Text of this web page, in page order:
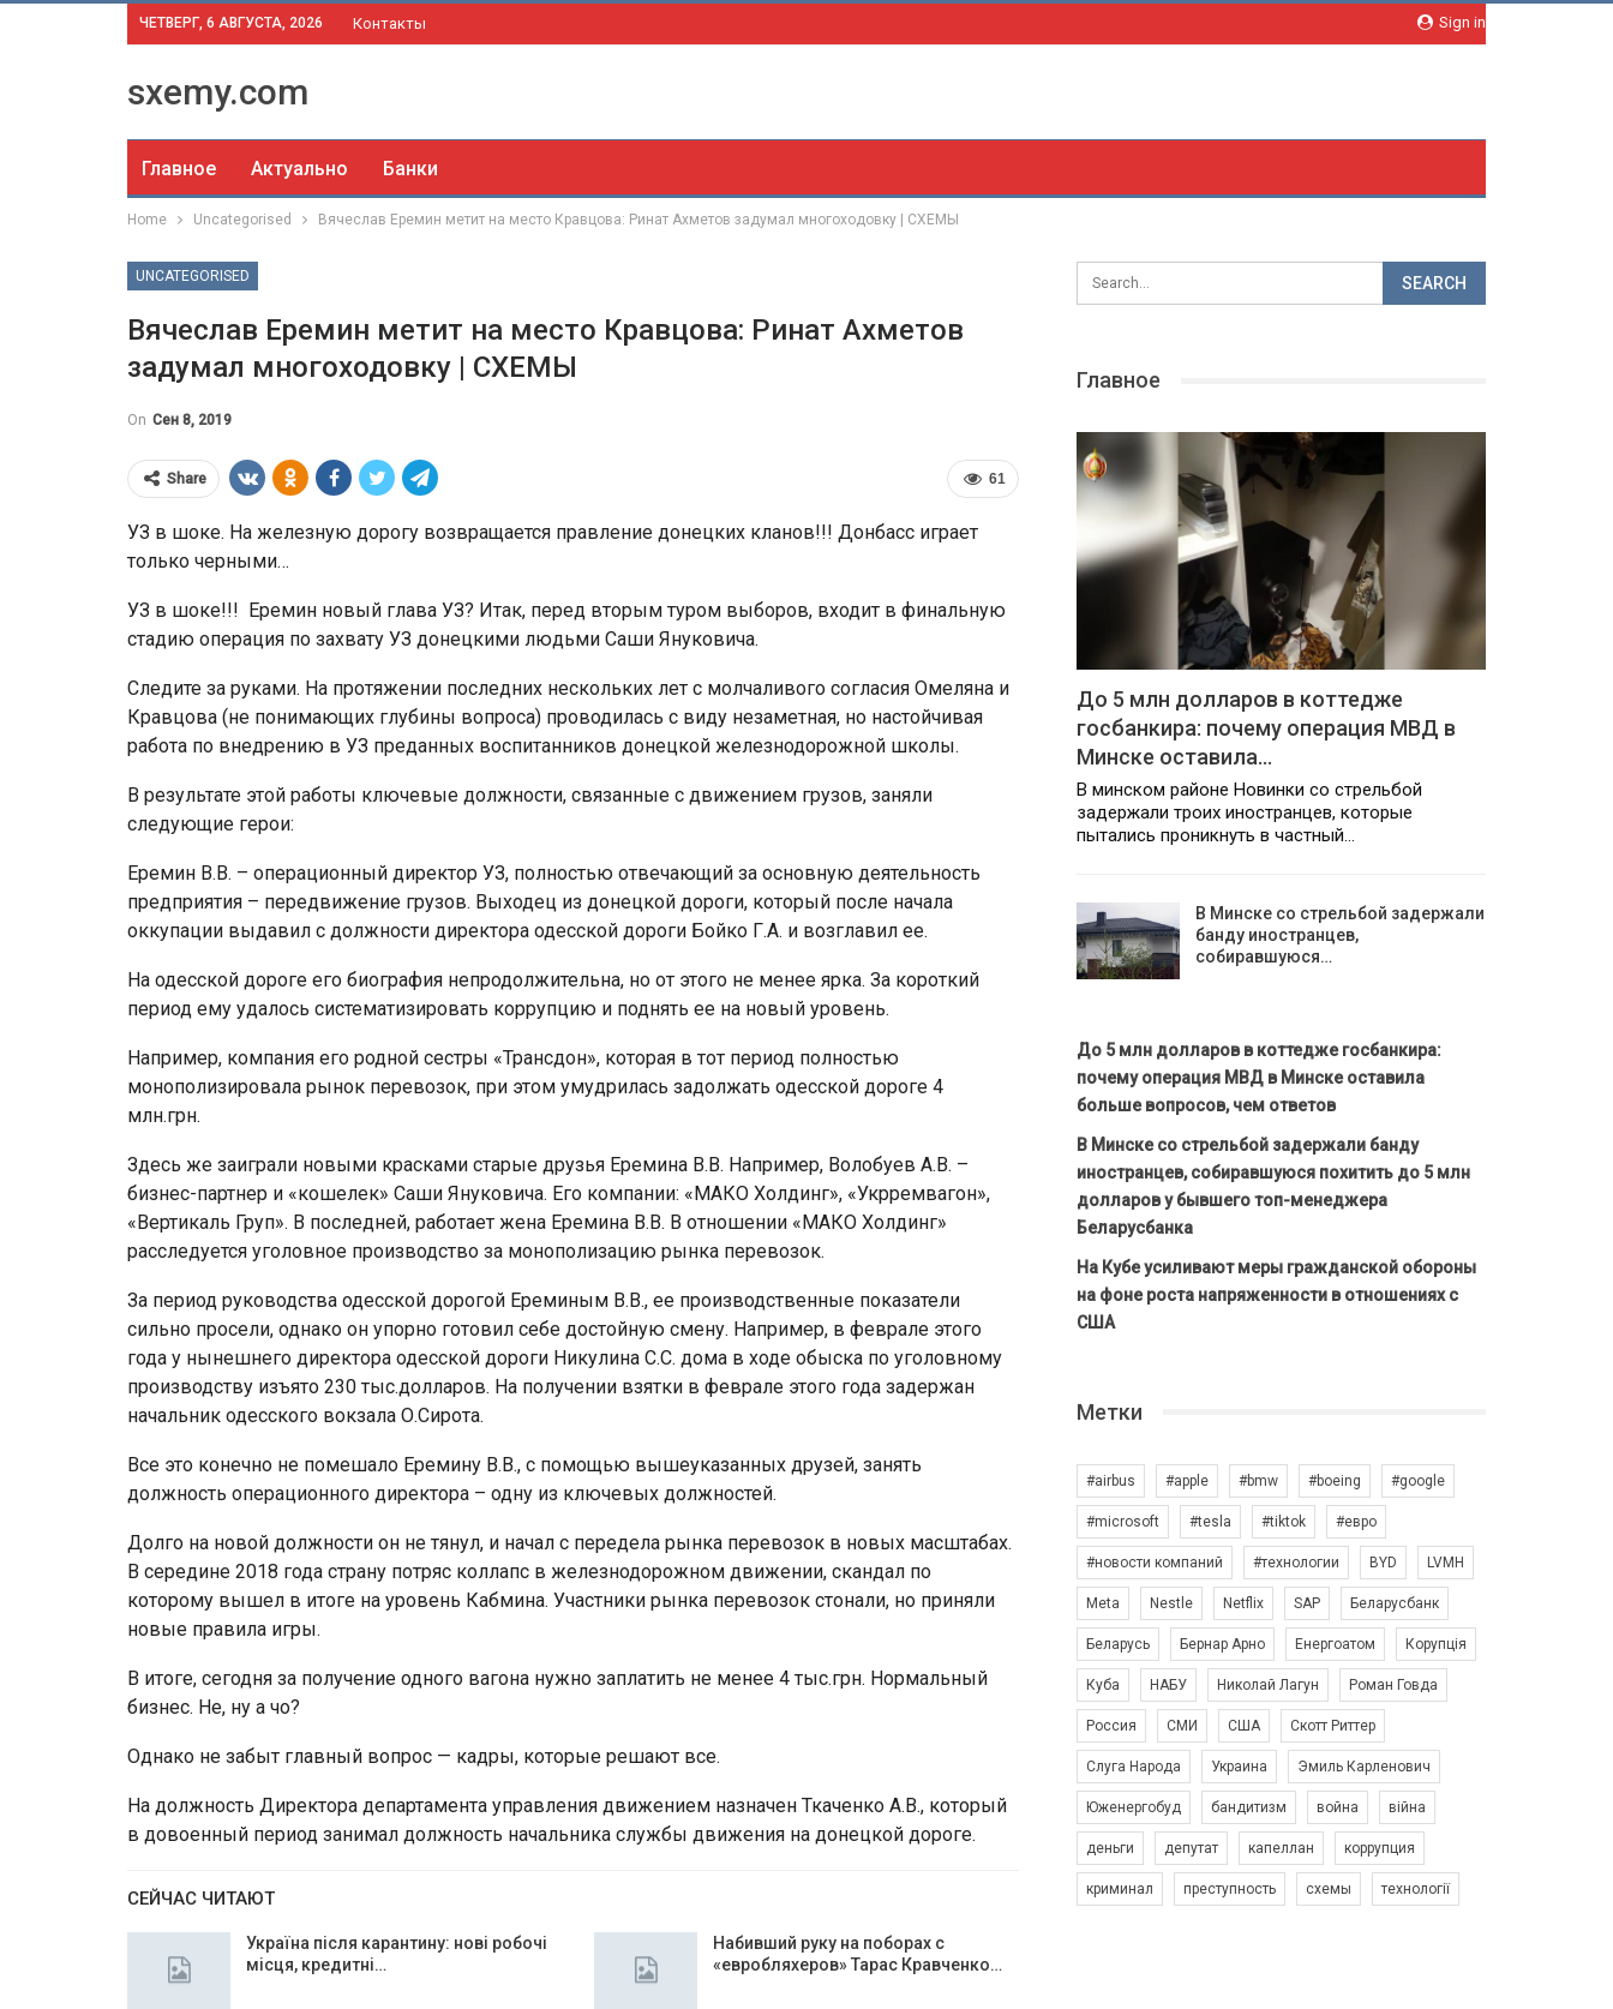
Sign in
ЧЕТВЕРГ, 6 АВГУСТА, 2026 Контакты
sxemy.com
Главное Актуально Банки
Home Uncategorised Вячеслав Еремин метит на место Кравцова: Ринат Ахметов задумал многоходовку | СХЕМЫ
UNCATEGORISED
Вячеслав Еремин метит на место Кравцова: Ринат Ахметов
задумал многоходовку | СХЕМЫ
On Сен 8, 2019
61
Share
УЗ в шоке. На железную дорогу возвращается правление донецких кланов!!! Донбасс играет
только черными…
УЗ в шоке!!! Еремин новый глава УЗ? Итак, перед вторым туром выборов, входит в финальную
стадию операция по захвату УЗ донецкими людьми Саши Януковича.
Следите за руками. На протяжении последних нескольких лет с молчаливого согласия Омеляна и
Кравцова (не понимающих глубины вопроса) проводилась с виду незаметная, но настойчивая
работа по внедрению в УЗ преданных воспитанников донецкой железнодорожной школы.
В результате этой работы ключевые должности, связанные с движением грузов, заняли
следующие герои:
Еремин В.В. – операционный директор УЗ, полностью отвечающий за основную деятельность
предприятия – передвижение грузов. Выходец из донецкой дороги, который после начала
оккупации выдавил с должности директора одесской дороги Бойко Г.А. и возглавил ее.
На одесской дороге его биография непродолжительна, но от этого не менее ярка. За короткий
период ему удалось систематизировать коррупцию и поднять ее на новый уровень.
Например, компания его родной сестры «Трансдон», которая в тот период полностью
монополизировала рынок перевозок, при этом умудрилась задолжать одесской дороге 4
млн.грн.
Здесь же заиграли новыми красками старые друзья Еремина В.В. Например, Волобуев А.В. –
бизнес-партнер и «кошелек» Саши Януковича. Его компании: «МАКО Холдинг», «Укрремвагон»,
«Вертикаль Груп». В последней, работает жена Еремина В.В. В отношении «МАКО Холдинг»
расследуется уголовное производство за монополизацию рынка перевозок.
За период руководства одесской дорогой Ереминым В.В., ее производственные показатели
сильно просели, однако он упорно готовил себе достойную смену. Например, в феврале этого
года у нынешнего директора одесской дороги Никулина С.С. дома в ходе обыска по уголовному
производству изъято 230 тыс.долларов. На получении взятки в феврале этого года задержан
начальник одесского вокзала О.Сирота.
Все это конечно не помешало Еремину В.В., с помощью вышеуказанных друзей, занять
должность операционного директора – одну из ключевых должностей.
Долго на новой должности он не тянул, и начал с передела рынка перевозок в новых масштабах.
В середине 2018 года страну потряс коллапс в железнодорожном движении, скандал по
которому вышел в итоге на уровень Кабмина. Участники рынка перевозок стонали, но приняли
новые правила игры.
В итоге, сегодня за получение одного вагона нужно заплатить не менее 4 тыс.грн. Нормальный
бизнес. Не, ну а чо?
Однако не забыт главный вопрос — кадры, которые решают все.
На должность Директора департамента управления движением назначен Ткаченко А.В., который
в довоенный период занимал должность начальника службы движения на донецкой дороге.
СЕЙЧАС ЧИТАЮТ
Україна після карантину: нові робочі
місця, кредитні…
Набивший руку на поборах с
«евробляхеров» Тарас Кравченко…
Главное
До 5 млн долларов в коттедже
госбанкира: почему операция МВД в
Минске оставила…
В минском районе Новинки со стрельбой
задержали троих иностранцев, которые
пытались проникнуть в частный…
В Минске со стрельбой задержали
банду иностранцев,
собиравшуюся…
До 5 млн долларов в коттедже госбанкира:
почему операция МВД в Минске оставила
больше вопросов, чем ответов
В Минске со стрельбой задержали банду
иностранцев, собиравшуюся похитить до 5 млн
долларов у бывшего топ-менеджера
Беларусбанка
На Кубе усиливают меры гражданской обороны
на фоне роста напряженности в отношениях с
США
Метки
#airbus #apple #bmw #boeing #google
#microsoft #tesla #tiktok #евро
#новости компаний #технологии BYD LVMH
Meta Nestle Netflix SAP Беларусбанк
Беларусь Бернар Арно Енергоатом Корупція
Куба НАБУ Николай Лагун Роман Говда
Россия СМИ США Скотт Риттер
Слуга Народа Украина Эмиль Карленович
Юженергобуд бандитизм война війна
деньги депутат капеллан коррупция
криминал преступность схемы технології